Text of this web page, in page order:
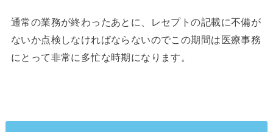
通常の業務が終わったあとに、レセプトの記載に不備が
ないか点検しなければならないのでこの期間は医療事務
にとって非常に多忙な時期になります。